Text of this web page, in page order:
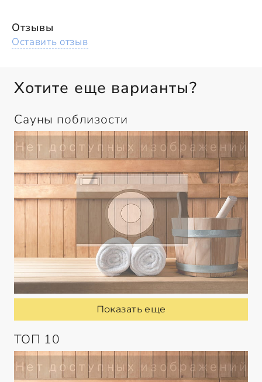
Отзывы
Оставить отзыв
Хотите еще варианты?
Сауны поблизости
Показать еще
ТОП 10